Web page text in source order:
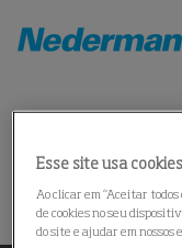
Pagina inicial
操作失败
Esse site usa cookies
Ao clicar em “Aceitar todos
de cookies no seu
do site e ajudar em nossos